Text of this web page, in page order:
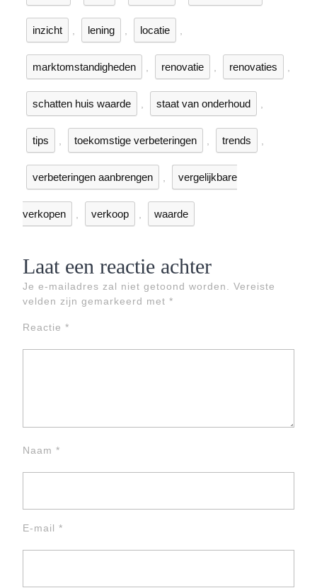
inzicht lening locatie
marktomstandigheden renovatie renovaties
schatten huis waarde staat van onderhoud
tips toekomstige verbeteringen trends
verbeteringen aanbrengen vergelijkbare
verkopen verkoop waarde
Laat een reactie achter
Je e-mailadres zal niet getoond worden.
Vereiste
velden zijn gemarkeerd met *
Reactie *
Naam *
E-mail *